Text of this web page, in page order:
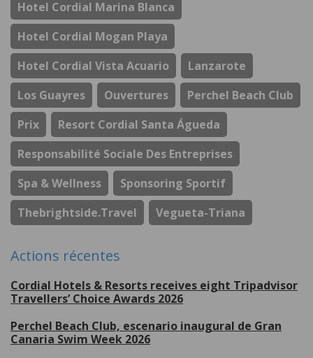
Hotel Cordial Marina Blanca
Hotel Cordial Mogan Playa
Hotel Cordial Vista Acuario
Lanzarote
Los Guayres
Ouvertures
Perchel Beach Club
Prix
Resort Cordial Santa Águeda
Responsabilité Sociale Des Entreprises
Spa & Wellness
Sponsoring Sportif
Thebrightside.travel
Vegueta-Triana
Actions récentes
Cordial Hotels & Resorts receives eight Tripadvisor
Travellers’ Choice Awards 2026
Perchel Beach Club, escenario inaugural de Gran
Canaria Swim Week 2026